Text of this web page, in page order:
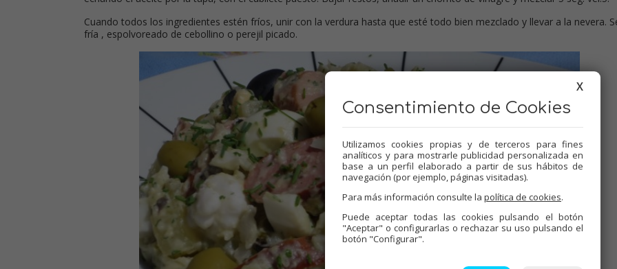
Cuando todos los ingredientes estén fríos, unir con la verdura hasta que esté todo bien mezclado y llevar a la nevera.
fría , espolvoreado de cebollino o perejil picado.
X
Consentimiento de Cookies
Utilizamos cookies propias y de terceros para fines
analíticos y para mostrarle publicidad personalizada en
base a un perfil elaborado a partir de sus hábitos de
navegación (por ejemplo, páginas visitadas).
Para más información consulte la política de cookies.
Puede aceptar todas las cookies pulsando el botón
"Aceptar" o configurarlas o rechazar su uso pulsando el
botón "Configurar".